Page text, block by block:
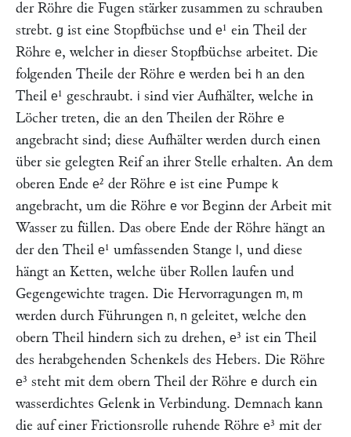
der Röhre die Fugen stärker zusammen zu schrauben
strebt. g ist eine Stopfbüchse und e¹ ein Theil der
Röhre e, welcher in dieser Stopfbüchse arbeitet. Die
folgenden Theile der Röhre e werden bei h an den
Theil e¹ geschraubt. i sind vier Aufhälter, welche in
Löcher treten, die an den Theilen der Röhre e
angebracht sind; diese Aufhälter werden durch einen
über sie gelegten Reif an ihrer Stelle erhalten. An dem
oberen Ende e² der Röhre e ist eine Pumpe k
angebracht, um die Röhre e vor Beginn der Arbeit mit
Wasser zu füllen. Das obere Ende der Röhre hängt an
der den Theil e¹ umfassenden Stange , und diese
hängt an Ketten, welche über Rollen laufen und
Gegengewichte tragen. Die Hervorragungen m, m
werden durch Führungen n, n geleitet, welche den
obern Theil hindern sich zu drehen, e³ ist ein Theil
des herabgehenden Schenkels des Hebers. Die Röhre
e³ steht mit dem obern Theil der Röhre e durch ein
wasserdichtes Gelenk in Verbindung. Demnach kann
die auf einer Frictionsrolle ruhende Röhre e³ mit der